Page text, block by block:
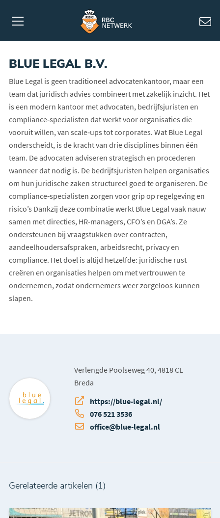
BLUE LEGAL B.V.
Blue Legal is geen traditioneel advocatenkantoor, maar een
team dat juridisch advies combineert met zakelijk inzicht. Het
is een modern kantoor met advocaten, bedrijfsjuristen en
compliance‑specialisten dat werkt voor organisaties die
vooruit willen, van scale‑ups tot corporates. Wat Blue Legal
onderscheidt, is de kracht van drie disciplines binnen één
team. De advocaten adviseren strategisch en procederen
wanneer dat nodig is. De bedrijfsjuristen helpen organisaties
om hun juridische zaken structureel goed te organiseren. De
compliance‑specialisten zorgen voor grip op regelgeving en
risico’s Dankzij deze combinatie werkt Blue Legal vaak nauw
samen met directies, HR‑managers, CFO’s en DGA’s. Ze
ondersteunen bij vraagstukken over contracten,
aandeelhoudersafspraken, arbeidsrecht, privacy en
compliance. Het doel is altijd hetzelfde: juridische rust
creëren en organisaties helpen om met vertrouwen te
ondernemen, zodat ondernemers weer zorgeloos kunnen
slapen.
Verlengde Poolseweg 40, 4818 CL
Breda
https://blue-legal.nl/
076 521 3536
office@blue-legal.nl
Gerelateerde artikelen (1)